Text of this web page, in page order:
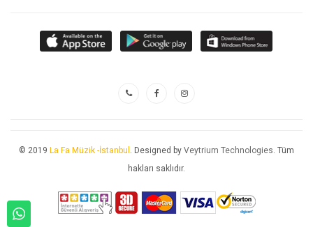
© 2019 La Fa Müzik -İstanbul . Designed by Veytrium Technologies. Tüm
hakları saklıdır.